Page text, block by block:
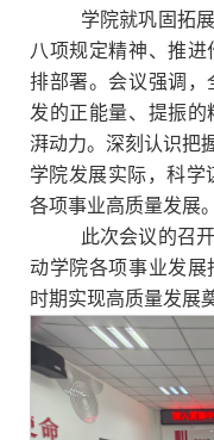
学院就巩固拓
八项规定精神、推
排部署。会议强调，
发的正能量、提振
湃动力。深刻认识把
学院发展实际，科学
各项事业高质量发展。
此次会议的召
动学院各项事业发展
时期实现高质量发展